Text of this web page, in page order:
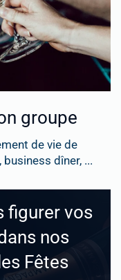
groupe
de vie de
dîner, ...
figurer vos
nos
Fêtes